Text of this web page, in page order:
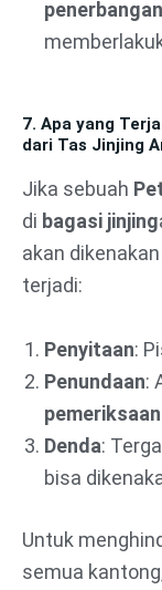
penerbangan
7. Apa yang
dari Tas Jinjing
Jika sebuah
di bagasi jinjing
akan
terjadi:
Penyitaan:
Penundaan:
Denda:
bisa
Untuk
semua